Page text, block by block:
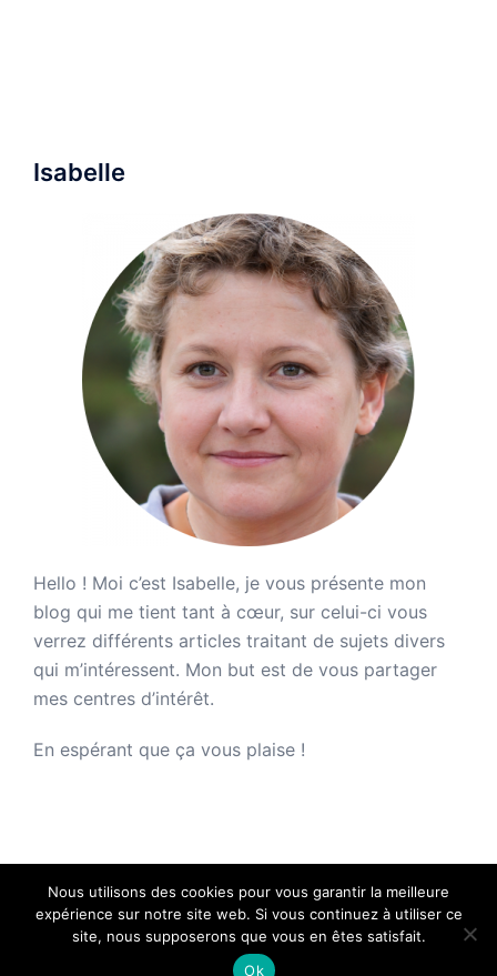
Isabelle
Hello ! Moi c’est Isabelle, je vous présente mon
blog qui me tient tant à cœur, sur celui-ci vous
verrez différents articles traitant de sujets divers
qui m’intéressent. Mon but est de vous partager
mes centres d’intérêt.
En espérant que ça vous plaise !
Chez Isa - Copyright 2026 - Tous droits réservés.
Nous utilisons des cookies pour vous garantir la meilleure
expérience sur notre site web. Si vous continuez à utiliser ce
site, nous supposerons que vous en êtes satisfait.
Ok